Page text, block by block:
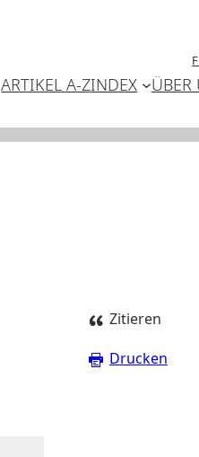
ARTIKEL A-ZINDEX ÜBER
Zitieren
Drucken